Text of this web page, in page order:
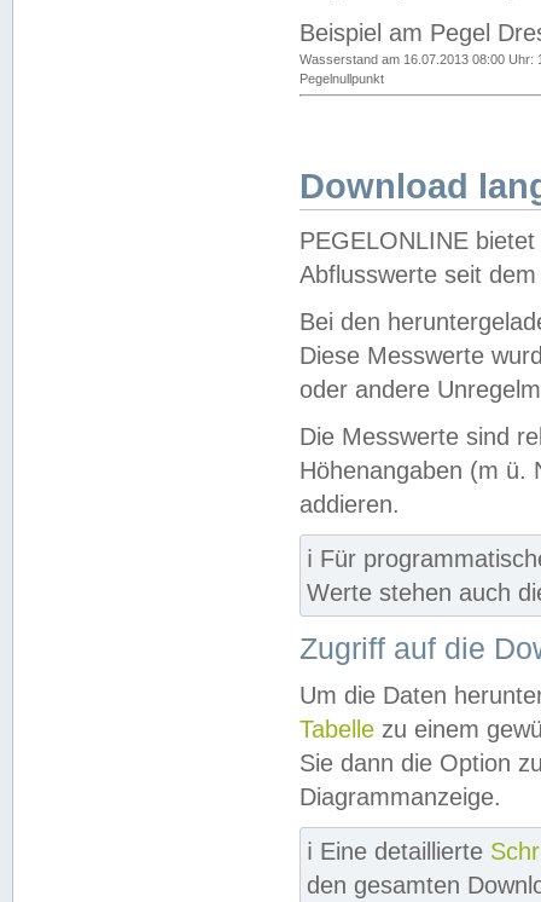
Beispiel am Pegel
Wasserstand am 16.07.2013 08:00 Uhr:
Pegelnullpunkt
Download
PEGELONLINE
Abflusswerte seit
Bei den
Diese Messwerte
oder andere
Die Messwerte sind
Höhenangaben (m ü.
addieren.
ℹ️ Für
Werte stehen auch
Zugriff auf die
Um die Daten
Tabelle zu einem
Sie dann die Option
Diagrammanzeige.
ℹ️ Eine detaillierte
den gesamten